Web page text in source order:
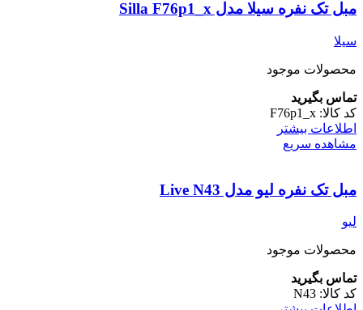
مبل تک نفره سیلا مدل Silla F76p1_x
سیلا
محصولات موجود
تماس بگیرید
کد کالا: F76p1_x
اطلاعات بیشتر
مشاهده سریع
مبل تک نفره لیو مدل Live N43
لیو
محصولات موجود
تماس بگیرید
کد کالا: N43